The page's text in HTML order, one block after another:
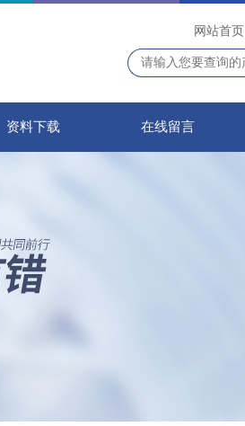
网站首页
资料下载 在线留言